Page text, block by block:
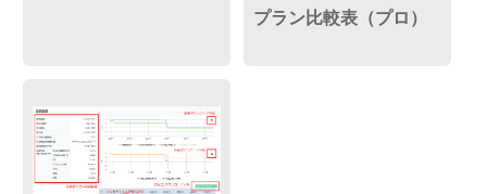
プラン比較表（プロ）